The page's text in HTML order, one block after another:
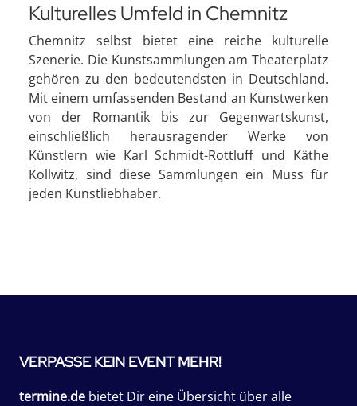
Kulturelles Umfeld in Chemnitz
Chemnitz selbst bietet eine reiche kulturelle
Szenerie. Die Kunstsammlungen am Theaterplatz
gehören zu den bedeutendsten in Deutschland.
Mit einem umfassenden Bestand an Kunstwerken
von der Romantik bis zur Gegenwartskunst,
einschließlich herausragender Werke von
Künstlern wie Karl Schmidt-Rottluff und Käthe
Kollwitz, sind diese Sammlungen ein Muss für
jeden Kunstliebhaber.
VERPASSE KEIN EVENT MEHR!
termine.de bietet Dir eine Übersicht über alle